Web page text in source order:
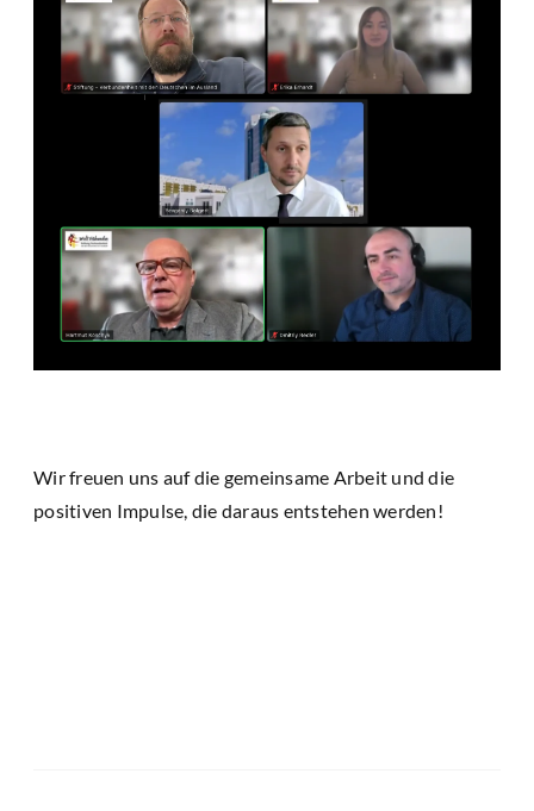
Wir freuen uns auf die gemeinsame Arbeit und die
positiven Impulse, die daraus entstehen werden!